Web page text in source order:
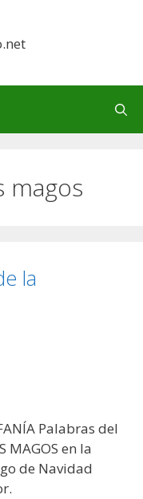
magos
la
Palabras del
MAGOS en la
de Navidad